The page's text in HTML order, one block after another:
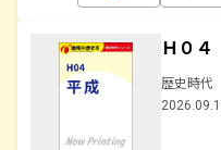
Ｈ０
歴史時代